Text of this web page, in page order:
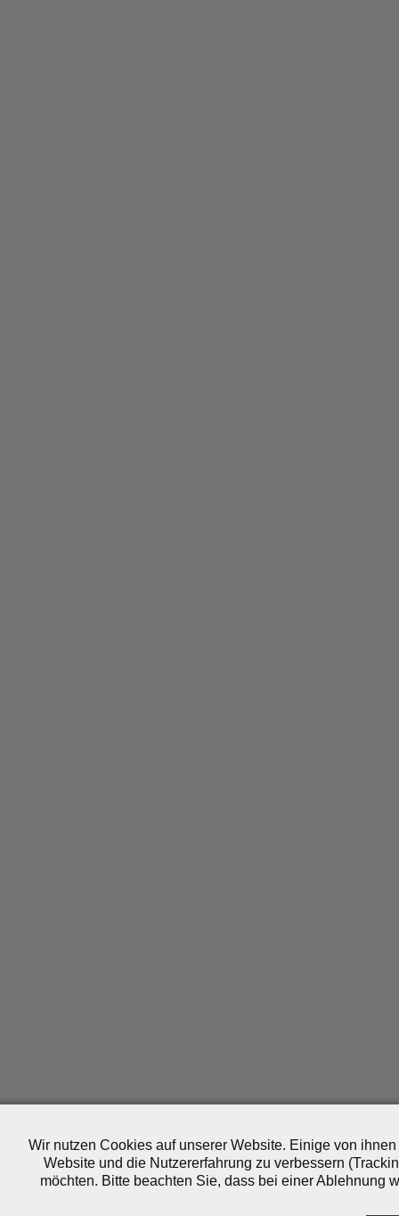
Wir nutzen Cookies auf unserer Website. Einige von
Website und die Nutzererfahrung zu verbessern
möchten. Bitte beachten Sie, dass bei einer Ablehnung